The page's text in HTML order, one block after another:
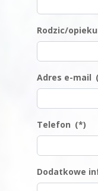
Rodzic/
Adres e-mail
Telefon (*)
Dodatkowe